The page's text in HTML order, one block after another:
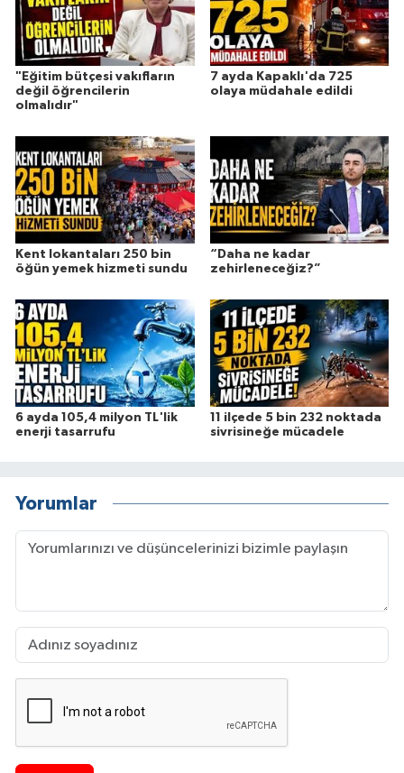
"Eğitim bütçesi vakıfların
değil öğrencilerin
olmalıdır"
7 ayda Kapaklı'da 725
olaya müdahale edildi
Kent lokantaları 250 bin
öğün yemek hizmeti sundu
“Daha ne kadar
zehirleneceğiz?”
6 ayda 105,4 milyon TL'lik
enerji tasarrufu
11 ilçede 5 bin 232 noktada
sivrisineğe mücadele
Yorumlar